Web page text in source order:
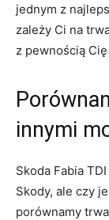
jednym z
zależy Ci na
z pewnością
innymi⁣
Skoda‌ Fabia
Skody, ale czy
porównamy